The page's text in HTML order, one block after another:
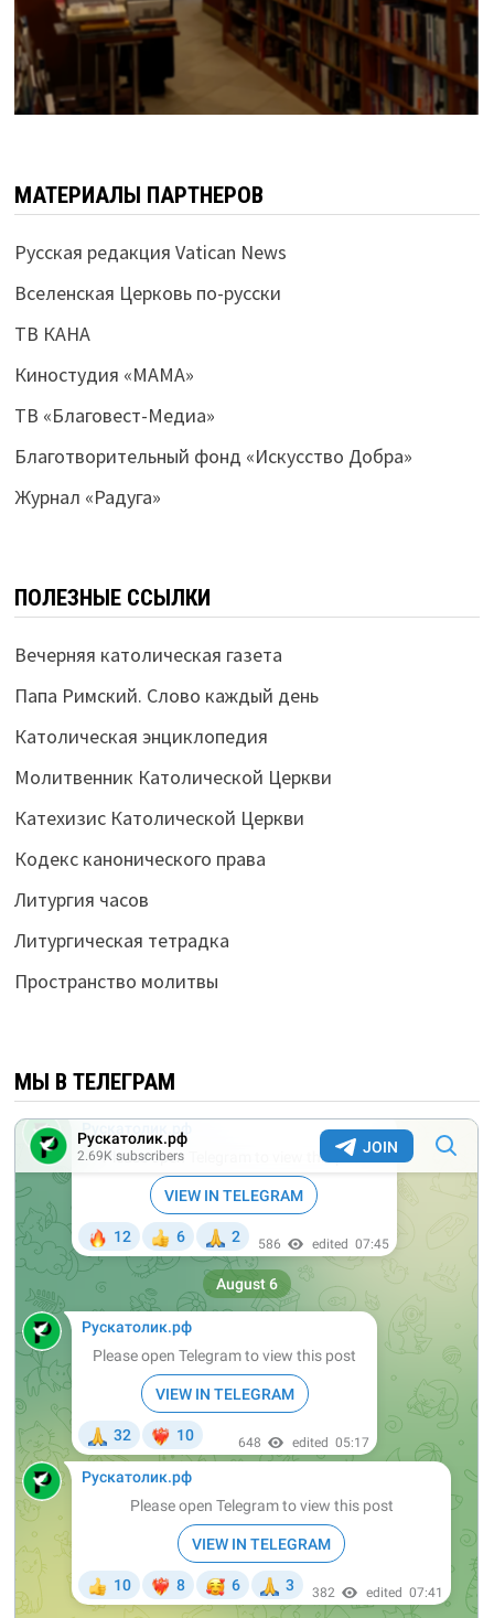
МАТЕРИАЛЫ ПАРТНЕРОВ
Русская редакция Vatican News
Вселенская Церковь по-русски
ТВ КАНА
Киностудия «МАМА»
ТВ «Благовест-Медиа»
Благотворительный фонд «Искусство Добра»
Журнал «Радуга»
ПОЛЕЗНЫЕ ССЫЛКИ
Вечерняя католическая газета
Папа Римский. Слово каждый день
Католическая энциклопедия
Молитвенник Католической Церкви
Катехизис Католической Церкви
Кодекс канонического права
Литургия часов
Литургическая тетрадка
Пространство молитвы
МЫ В ТЕЛЕГРАМ